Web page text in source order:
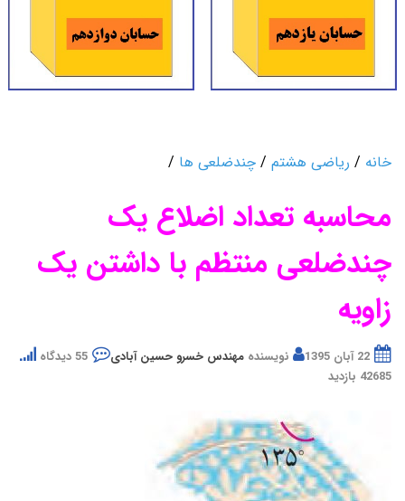
خانه / ریاضی هشتم / چندضلعی ها /
محاسبه تعداد اضلاع یک
چندضلعی منتظم با داشتن یک
زاویه
22 آبان 1395 نویسنده مهندس خسرو حسین آبادی
55 دیدگاه
42685 بازدید